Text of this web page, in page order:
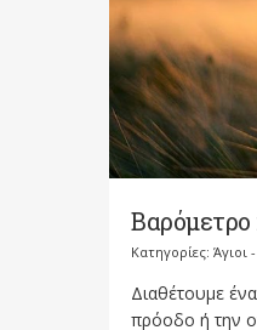
Βαρόμετρο
Κατηγορίες: Άγιοι
Διαθέτουμε
πρόοδο ή την